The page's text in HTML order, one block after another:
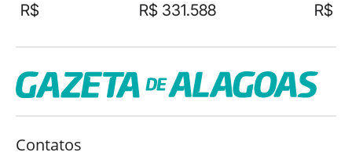
R$ R$ 331.588 R$
Contatos